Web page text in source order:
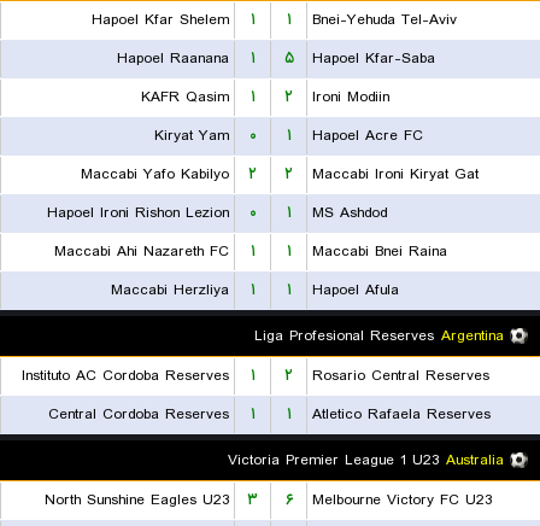
Bnei-Yehuda Tel-Aviv
۱ ۱
Hapoel Kfar Shelem
Hapoel Kfar-Saba
۵ ۱
Hapoel Raanana
Ironi Modiin
۲ ۱
KAFR Qasim
Hapoel Acre FC
۱ ۰
Kiryat Yam
Maccabi Ironi Kiryat Gat
۲ ۲
Maccabi Yafo Kabilyo
MS Ashdod
۱ ۰
Hapoel Ironi Rishon Lezion
Maccabi Bnei Raina
۱ ۱
Maccabi Ahi Nazareth FC
Hapoel Afula
۱ ۱
Maccabi Herzliya
Argentina
Liga Profesional Reserves
Rosario Central Reserves
۲ ۱
Instituto AC Cordoba Reserves
Atletico Rafaela Reserves
۱ ۱
Central Cordoba Reserves
Australia
Victoria Premier League 1 U23
Melbourne Victory FC U23
۶ ۳
North Sunshine Eagles U23